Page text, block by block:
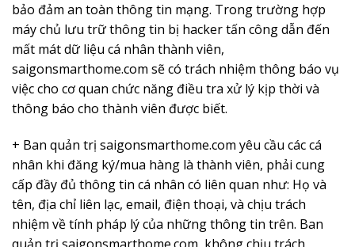
bảo đảm an toàn thông tin mạng. Trong trường hợp
máy chủ lưu trữ thông tin bị hacker tấn công dẫn đến
mất mát dữ liệu cá nhân thành viên,
saigonsmarthome.com sẽ có trách nhiệm thông báo vụ
việc cho cơ quan chức năng điều tra xử lý kịp thời và
thông báo cho thành viên được biết.
+ Ban quản trị saigonsmarthome.com yêu cầu các cá
nhân khi đăng ký/mua hàng là thành viên, phải cung
cấp đầy đủ thông tin cá nhân có liên quan như: Họ và
tên, địa chỉ liên lạc, email, điện thoại, và chịu trách
nhiệm về tính pháp lý của những thông tin trên. Ban